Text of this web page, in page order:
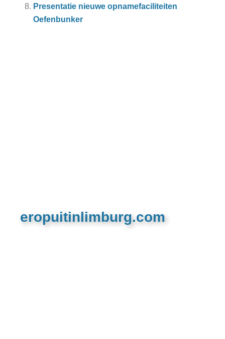
Presentatie nieuwe opnamefaciliteiten
Oefenbunker
eropuitinlimburg.com